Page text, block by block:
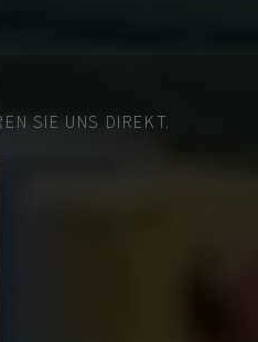
SIE UNS DIREKT.